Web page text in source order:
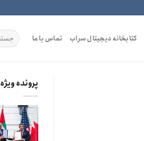
کتابخانه دیجیتال سراب تماس با ما
پرونده ویژه